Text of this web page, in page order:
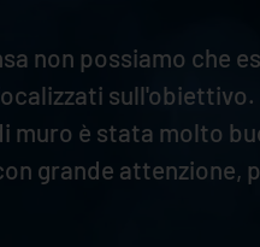
non possiamo che
sull'obiettivo.
muro è stata molto
grande attenzione,